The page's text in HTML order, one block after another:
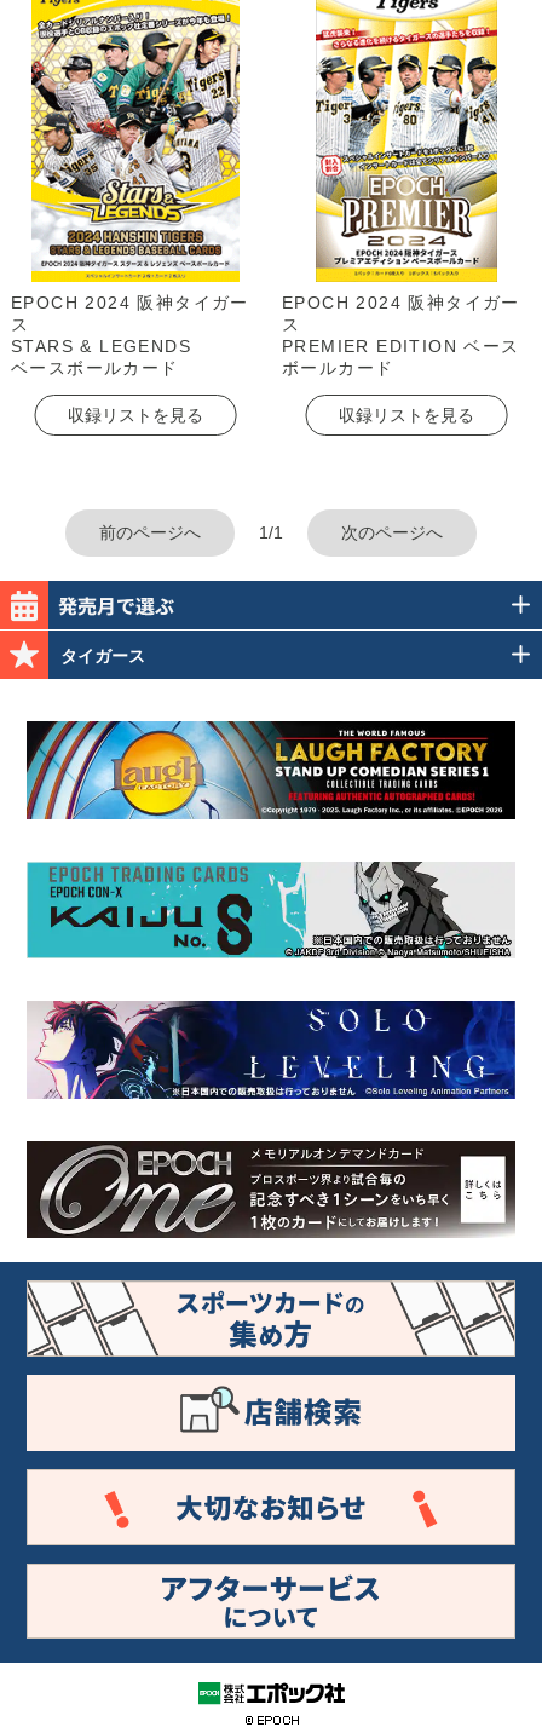
EPOCH 2024 阪神タイガー
ス
STARS & LEGENDS
ベースボールカード
収録リストを見る
EPOCH 2024 阪神タイガー
ス
PREMIER EDITION ベース
ボールカード
収録リストを見る
前のページへ 1/1 次のページへ
タイガース